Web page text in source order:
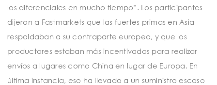
los diferenciales en mucho tiempo”. Los participantes
dijeron a Fastmarkets que las fuertes primas en Asia
respaldaban a su contraparte europea, y que los
productores estaban más incentivados para realizar
envíos a lugares como China en lugar de Europa. En
última instancia, eso ha llevado a un suministro escaso